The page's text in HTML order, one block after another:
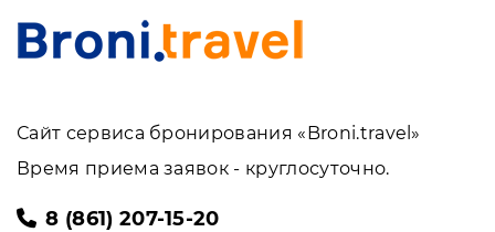
Сайт сервиса бронирования «Broni.travel»
Время приема заявок - круглосуточно.
8 (861) 207-15-20